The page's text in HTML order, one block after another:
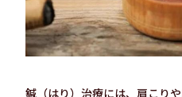
鍼（はり）治療には、肩こり